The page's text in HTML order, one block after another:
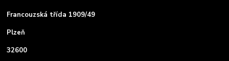
Francouzská třída 1909/49
Plzeň
32600